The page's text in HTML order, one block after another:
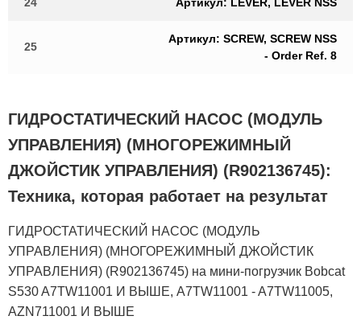
25
Артикул: SCREW, SCREW NSS
- Order Ref. 8
ГИДРОСТАТИЧЕСКИЙ НАСОС (МОДУЛЬ
УПРАВЛЕНИЯ) (МНОГОРЕЖИМНЫЙ
ДЖОЙСТИК УПРАВЛЕНИЯ) (R902136745):
Техника, которая работает на результат
ГИДРОСТАТИЧЕСКИЙ НАСОС (МОДУЛЬ
УПРАВЛЕНИЯ) (МНОГОРЕЖИМНЫЙ ДЖОЙСТИК
УПРАВЛЕНИЯ) (R902136745) на мини-погрузчик Bobcat
S530 A7TW11001 И ВЫШЕ, A7TW11001 - A7TW11005,
AZN711001 И ВЫШЕ